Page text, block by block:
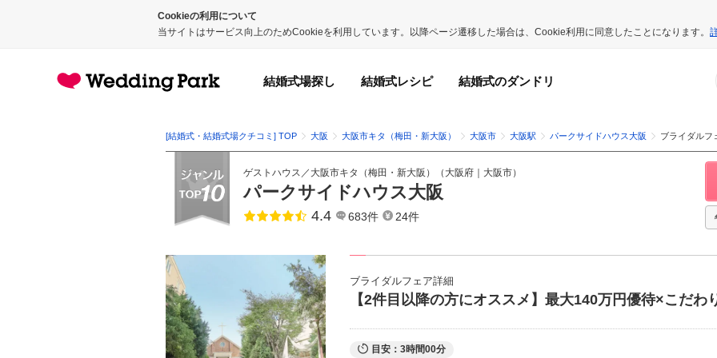
Cookieの利用について
当サイトはサービス向上のためCookieを利用しています。以降ページ遷移した場合は、Cookie利用に同意したことになります。
結婚式場探し 結婚式レシピ 結婚式のダンドリ
[結婚式・結婚式場クチコミ] TOP 大阪 大阪市キタ（梅田・新大阪） 大阪市 大阪駅 パークサイドハウス大阪 ブライダルフ
ゲストハウス ／ 大阪市キタ（梅田・新大阪） （ 大阪府 大阪市）
パークサイドハウス大阪
点数
4.4 683件 24件
ブライダルフェア詳細
【2件目以降の方にオススメ】最大140万円優待×こだわ
目安：3時間00分